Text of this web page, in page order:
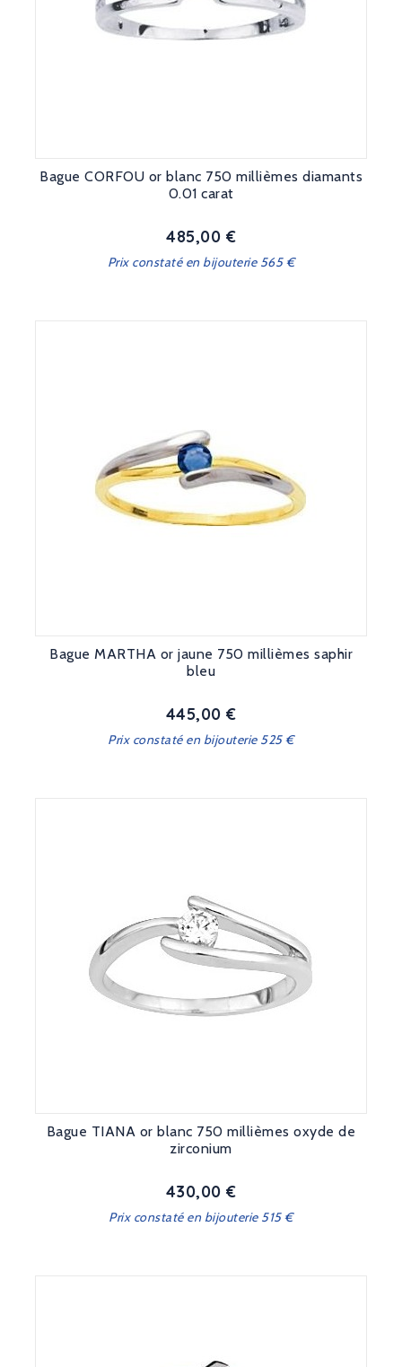
Bague CORFOU or blanc 750 millièmes diamants
0.01 carat
Prix
485,00 €
Prix constaté en bijouterie 565 €
Bague MARTHA or jaune 750 millièmes saphir
bleu
Prix
445,00 €
Prix constaté en bijouterie 525 €
Bague TIANA or blanc 750 millièmes oxyde de
zirconium
Prix
430,00 €
Prix constaté en bijouterie 515 €